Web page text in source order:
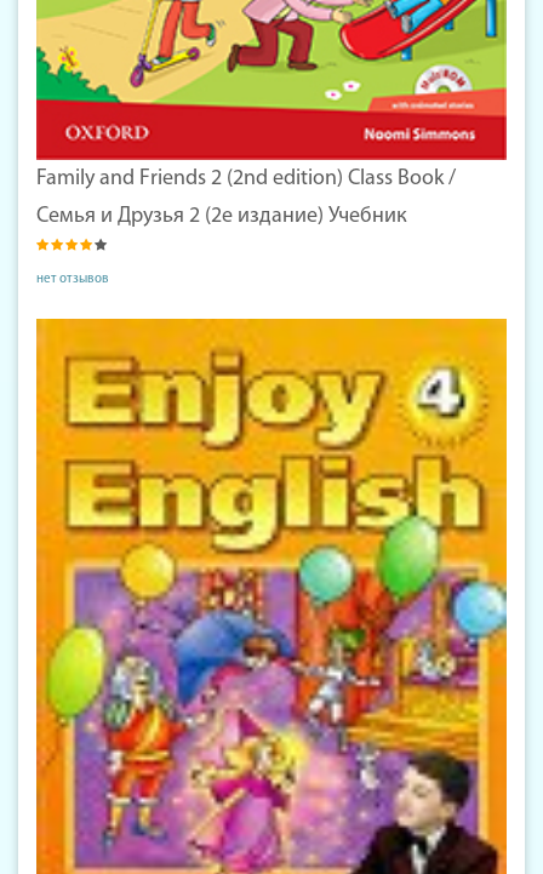
Family and Friends 2 (2nd edition) Class Book /
Семья и Друзья 2 (2е издание) Учебник
нет отзывов